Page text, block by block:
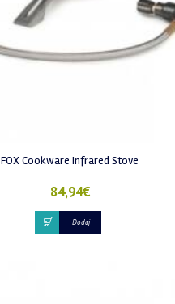
FOX Cookware Infrared Stove
84,94€
Dodaj